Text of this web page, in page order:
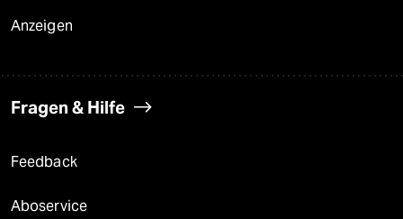
Anzeigen
Fragen & Hilfe
Feedback
Aboservice